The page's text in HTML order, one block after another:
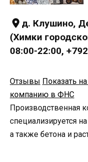
д. Клушино,
(Химки
08:00-22:00,
Отзывы Показать
компанию в ФНС
Производственная
специализируется
а также бетона и